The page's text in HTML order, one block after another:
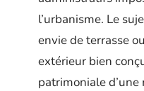
l’urbanisme. Le
envie de terrasse
extérieur bien
patrimoniale